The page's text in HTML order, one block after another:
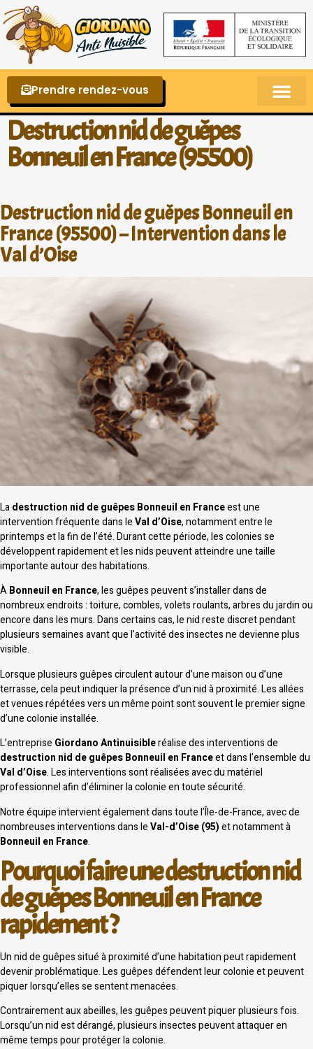
Prendre rendez-vous
Destruction nid de guêpes
Bonneuil en France (95500)
Destruction nid de guêpes Bonneuil en
France (95500) – Intervention dans le
Val d’Oise
Ladestruction nid de guêpes Bonneuil en Franceest une
intervention fréquente dans leVal d’Oise, notamment entre le
printemps et la fin de l’été. Durant cette période, les colonies se
développent rapidement et les nids peuvent atteindre une taille
importante autour des habitations.
ÀBonneuil en France, les guêpes peuvent s’installer dans de
nombreux endroits : toiture, combles, volets roulants, arbres du jardin ou
encore dans les murs. Dans certains cas, le nid reste discret pendant
plusieurs semaines avant que l’activité des insectes ne devienne plus
visible.
Lorsque plusieurs guêpes circulent autour d’une maison ou d’une
terrasse, cela peut indiquer la présence d’un nid à proximité. Les allées
et venues répétées vers un même point sont souvent le premier signe
d’une colonie installée.
L’entreprise Giordano Antinuisibleréalise des interventions de
destruction nid de guêpes Bonneuil en Franceet dans l’ensemble du
Val d’Oise. Les interventions sont réalisées avec du matériel
professionnel afin d’éliminer la colonie en toute sécurité.
Notre équipe intervient également dans toute l’Île-de-France, avec de
nombreuses interventions dans leVal-d’Oise (95)et notamment à
Bonneuil en France.
Pourquoi faire une destruction nid
de guêpes Bonneuil en France
rapidement ?
Un nid de guêpes situé à proximité d’une habitation peut rapidement
devenir problématique. Les guêpes défendent leur colonie et peuvent
piquer lorsqu’elles se sentent menacées.
Contrairement aux abeilles, les guêpes peuvent piquer plusieurs fois.
Lorsqu’un nid est dérangé, plusieurs insectes peuvent attaquer en
même temps pour protéger la colonie.